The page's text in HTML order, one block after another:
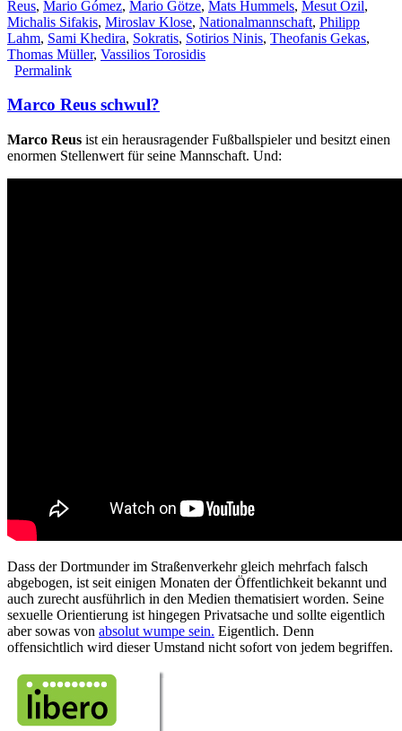
Reus, Mario Gómez, Mario Götze, Mats Hummels, Mesut Özil,
Michalis Sifakis, Miroslav Klose, Nationalmannschaft, Philipp
Lahm, Sami Khedira, Sokratis, Sotirios Ninis, Theofanis Gekas,
Thomas Müller, Vassilios Torosidis
Permalink
Marco Reus schwul?
Marco Reus ist ein herausragender Fußballspieler und besitzt einen
enormen Stellenwert für seine Mannschaft. Und:
Dass der Dortmunder im Straßenverkehr gleich mehrfach falsch
abgebogen, ist seit einigen Monaten der Öffentlichkeit bekannt und
auch zurecht ausführlich in den Medien thematisiert worden. Seine
sexuelle Orientierung ist hingegen Privatsache und sollte eigentlich
aber sowas von absolut wumpe sein. Eigentlich. Denn
offensichtlich wird dieser Umstand nicht sofort von jedem begriffen.